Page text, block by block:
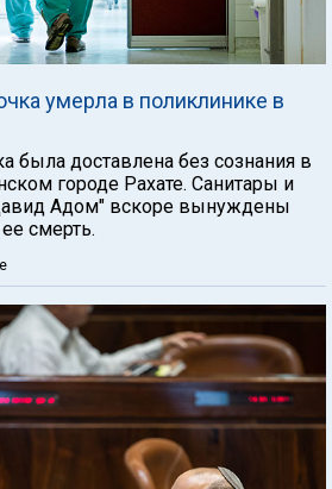
умерла в поликлинике в
была доставлена без сознания в
городе Рахате. Санитары и
Адом" вскоре вынуждены
смерть.